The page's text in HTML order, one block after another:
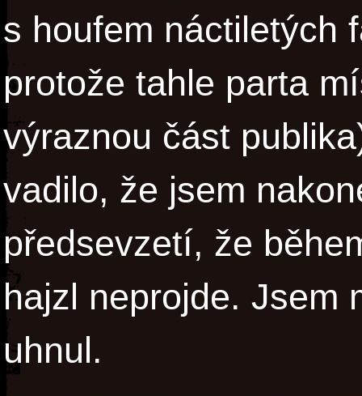
s houfem náctiletých
protože tahle parta
výraznou část
vadilo, že jsem
předsevzetí, že
hajzl neprojde. Jsem
uhnul.